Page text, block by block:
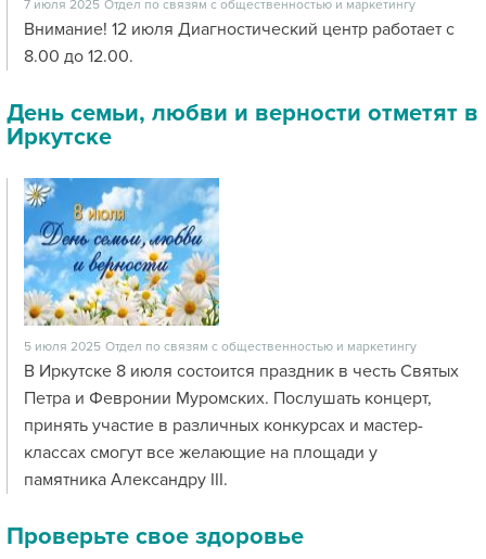
7 июля 2025 Отдел по связям с общественностью и маркетингу
Внимание! 12 июля Диагностический центр работает с
8.00 до 12.00.
День семьи, любви и верности отметят в
Иркутске
5 июля 2025 Отдел по связям с общественностью и маркетингу
В Иркутске 8 июля состоится праздник в честь Святых
Петра и Февронии Муромских. Послушать концерт,
принять участие в различных конкурсах и мастер-
классах смогут все желающие на площади у
памятника Александру III.
Проверьте свое здоровье